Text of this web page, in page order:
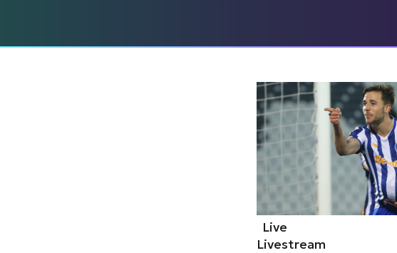
Live
Livestream